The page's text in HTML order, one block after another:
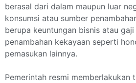
berasal dari dalam maupun luar
konsumsi atau sumber
berupa keuntungan bisnis atau
penambahan kekayaan seperti
pemasukan lainnya.
Pemerintah resmi memberlakukan